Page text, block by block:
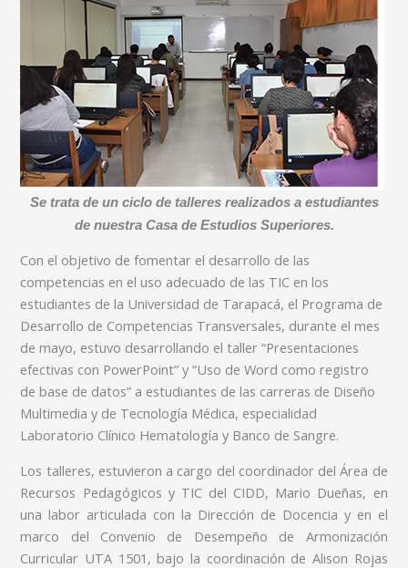
Se trata de un ciclo de talleres realizados a estudiantes
de nuestra Casa de Estudios Superiores.
Con el objetivo de fomentar el desarrollo de las
competencias en el uso adecuado de las TIC en los
estudiantes de la Universidad de Tarapacá, el Programa de
Desarrollo de Competencias Transversales, durante el mes
de mayo, estuvo desarrollando el taller “Presentaciones
efectivas con PowerPoint” y “Uso de Word como registro
de base de datos” a estudiantes de las carreras de Diseño
Multimedia y de Tecnología Médica, especialidad
Laboratorio Clínico Hematología y Banco de Sangre.
Los talleres, estuvieron a cargo del coordinador del Área de
Recursos Pedagógicos y TIC del CIDD, Mario Dueñas, en
una labor articulada con la Dirección de Docencia y en el
marco del Convenio de Desempeño de Armonización
Curricular UTA 1501, bajo la coordinación de Alison Rojas